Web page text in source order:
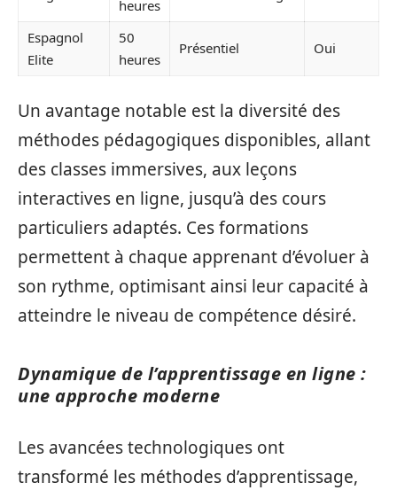
heures
Espagnol
Elite
50
heures
Présentiel Oui
Un avantage notable est la diversité des
méthodes pédagogiques disponibles, allant
des classes immersives, aux leçons
interactives en ligne, jusqu’à des cours
particuliers adaptés. Ces formations
permettent à chaque apprenant d’évoluer à
son rythme, optimisant ainsi leur capacité à
atteindre le niveau de compétence désiré.
Dynamique de l’apprentissage en ligne :
une approche moderne
Les avancées technologiques ont
transformé les méthodes d’apprentissage,